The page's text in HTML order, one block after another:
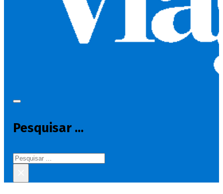
Pesquisar ...
Pesquisar